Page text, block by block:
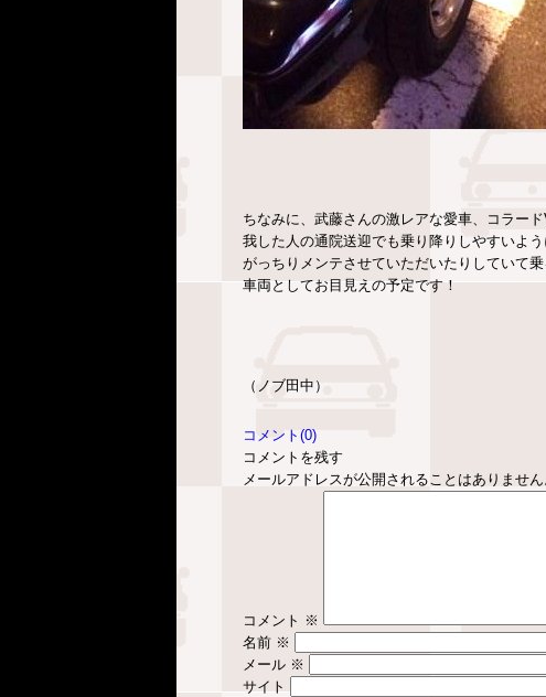
ちなみに、武藤さんの激レアな愛車、コラー
我した人の通院送迎でも乗り降りしやすいよ
がっちりメンテさせていただいたりしていて
車両としてお目見えの予定です！
（ノブ田中）
コメント(0)
コメントを残す
メールアドレスが公開されることはありません
コメント ※
名前 ※
メール ※
サイト